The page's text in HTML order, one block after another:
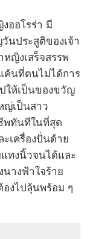
ออโรร่า มี
นประสูติของเจ้า
หญิงเสร็จสรรพ
ค้นที่ตนไม่ได้การ
ให้เป็นของขวัญ
ญ่เป็นสาว
พทันทีในที่สุด
เครื่องปั่นด้าย
ทงนิ้วจนได้และ
างฟ้าใจร้าย
งไปลุ้นพร้อม ๆ